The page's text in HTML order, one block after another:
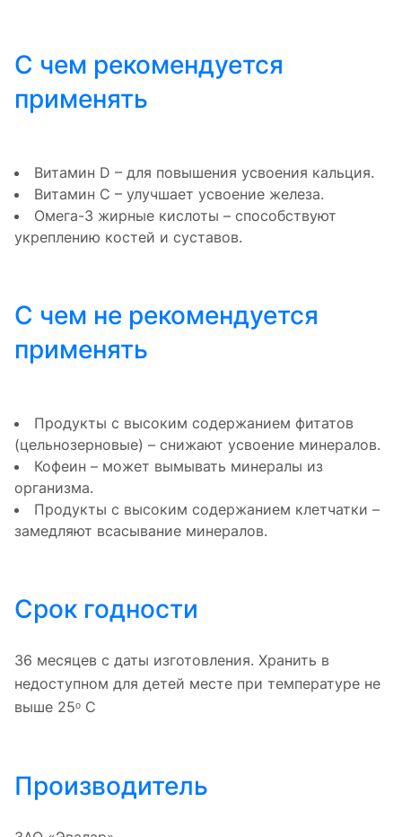
С чем рекомендуется
применять
Витамин D – для повышения усвоения кальция.
Витамин С – улучшает усвоение железа.
Омега-3 жирные кислоты – способствуют
укреплению костей и суставов.
С чем не рекомендуется
применять
Продукты с высоким содержанием фитатов
(цельнозерновые) – снижают усвоение минералов.
Кофеин – может вымывать минералы из
организма.
Продукты с высоким содержанием клетчатки –
замедляют всасывание минералов.
Срок годности
36 месяцев с даты изготовления. Хранить в
недоступном для детей месте при температуре не
выше 25ᵒ С
Производитель